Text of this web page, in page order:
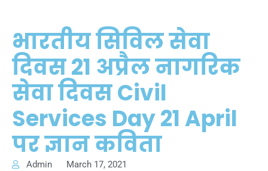
भारतीय सिविल सेवा
दिवस 21 अप्रैल नागरिक
सेवा दिवस Civil
Services Day 21 April
पर ज्ञान कविता
Admin
March 17, 2021